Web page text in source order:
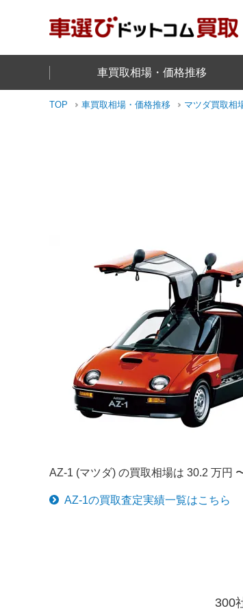
車買取相場・価格推移
TOP 車買取相場・価格推移 マツダ買取相
AZ-1 (マツダ) の買取相場は 30.2 万円
AZ-1の買取査定実績一覧はこちら
300